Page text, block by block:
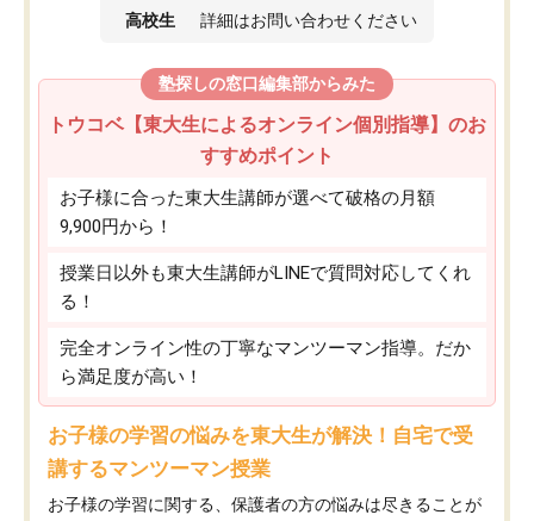
高校生 詳細はお問い合わせください
塾探しの窓口編集部からみた
トウコベ【東大生によるオンライン個別指導】のお
すすめポイント
お子様に合った東大生講師が選べて破格の月額
9,900円から！
授業日以外も東大生講師がLINEで質問対応してくれ
る！
完全オンライン性の丁寧なマンツーマン指導。だか
ら満足度が高い！
お子様の学習の悩みを東大生が解決！自宅で受
講するマンツーマン授業
お子様の学習に関する、保護者の方の悩みは尽きることが